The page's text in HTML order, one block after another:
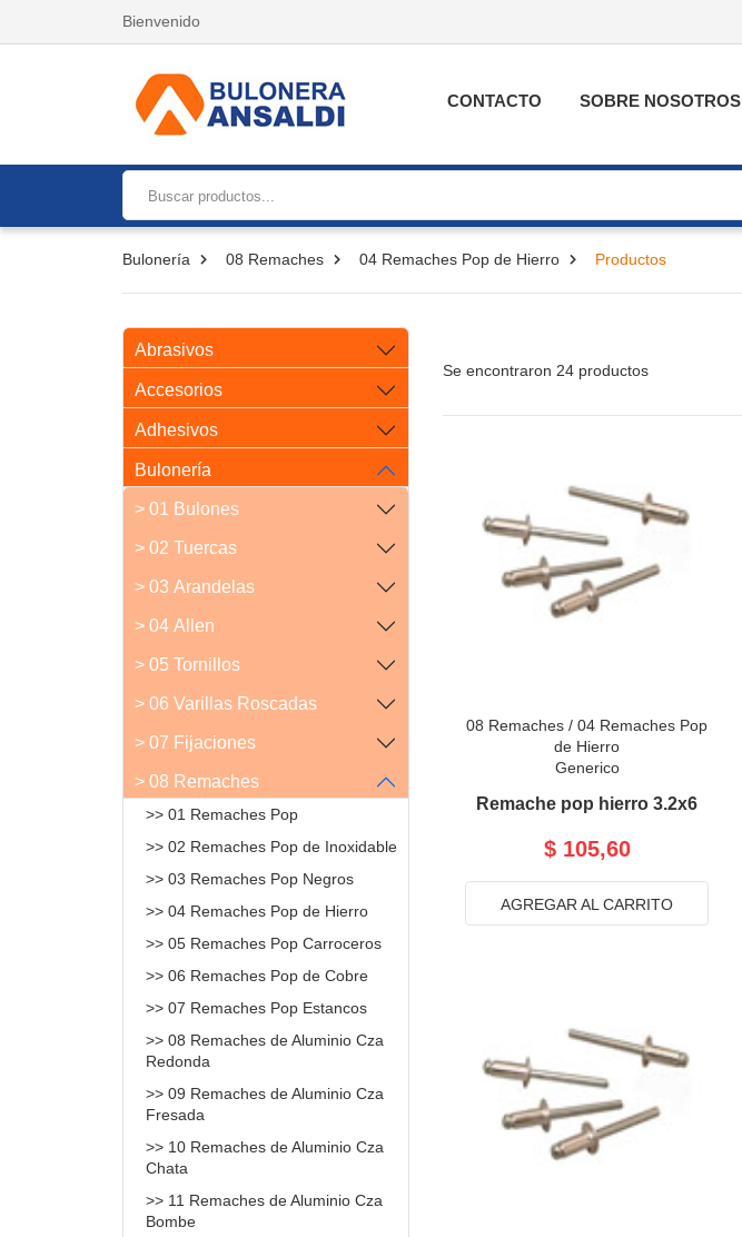
Bienvenido
CONTACTO SOBRE NOSOTROS
Bulonería 08 Remaches 04 Remaches Pop de Hierro Productos
Abrasivos
Accesorios
Adhesivos
Bulonería
> 01 Bulones
> 02 Tuercas
> 03 Arandelas
> 04 Allen
> 05 Tornillos
> 06 Varillas Roscadas
> 07 Fijaciones
> 08 Remaches
>> 01 Remaches Pop
>> 02 Remaches Pop de Inoxidable
>> 03 Remaches Pop Negros
>> 04 Remaches Pop de Hierro
>> 05 Remaches Pop Carroceros
>> 06 Remaches Pop de Cobre
>> 07 Remaches Pop Estancos
>> 08 Remaches de Aluminio Cza
Redonda
>> 09 Remaches de Aluminio Cza
Fresada
>> 10 Remaches de Aluminio Cza
Chata
>> 11 Remaches de Aluminio Cza
Bombe
Se encontraron 24 productos
08 Remaches /04 Remaches Pop
de Hierro
Generico
Remache pop hierro 3.2x6
$ 105,60
AGREGAR AL CARRITO